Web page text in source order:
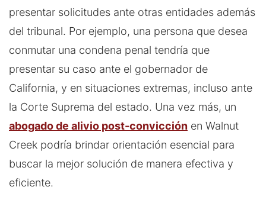
presentar solicitudes ante otras entidades además
del tribunal. Por ejemplo, una persona que desea
conmutar una condena penal tendría que
presentar su caso ante el gobernador de
California, y en situaciones extremas, incluso ante
la Corte Suprema del estado. Una vez más, un
abogado de alivio post-convicción en Walnut
Creek podría brindar orientación esencial para
buscar la mejor solución de manera efectiva y
eficiente.